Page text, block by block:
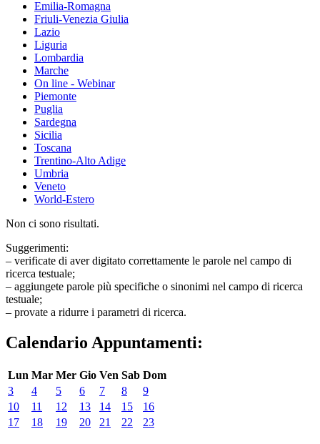
Emilia-Romagna
Friuli-Venezia Giulia
Lazio
Liguria
Lombardia
Marche
On line - Webinar
Piemonte
Puglia
Sardegna
Sicilia
Toscana
Trentino-Alto Adige
Umbria
Veneto
World-Estero
Non ci sono risultati.
Suggerimenti:
– verificate di aver digitato correttamente le parole nel campo di
ricerca testuale;
– aggiungete parole più specifiche o sinonimi nel campo di ricerca
testuale;
– provate a ridurre i parametri di ricerca.
Calendario Appuntamenti:
Lun Mar Mer Gio Ven Sab Dom
3
4 5 6 7 8
9
10
11 12 13 14 15
16
17
18 19 20 21 22 23